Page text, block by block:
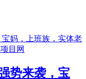
势来袭，宝